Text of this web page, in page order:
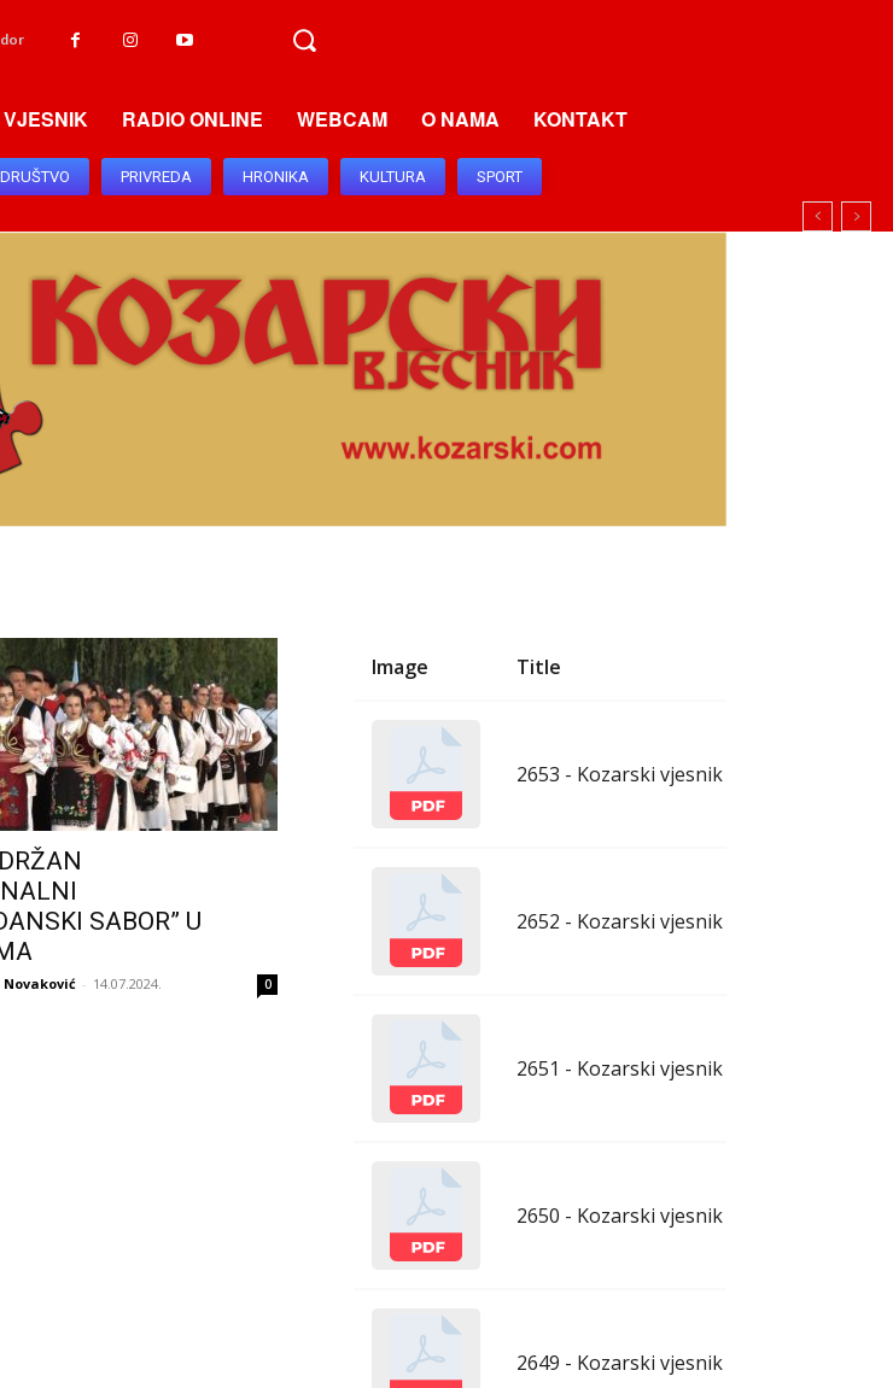
RADIO ONLINE WEBCAM O NAMA KONTAKT
DRUŠTVO PRIVREDA HRONIKA KULTURA SPORT
SABOR” U
- 14.07.2024. 0
Image Title
2653 - Kozarski vjesnik - 7.8.2026.
2652 - Kozarski vjesnik - 31.7.2026.
2651 - Kozarski vjesnik - 24.7.2026.
2650 - Kozarski vjesnik - 17.7.2026.
2649 - Kozarski vjesnik - 10.7.2026.